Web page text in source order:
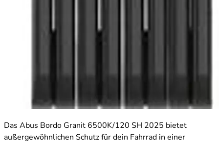
Das Abus Bordo Granit 6500K/120 SH 2025 bietet
außergewöhnlichen Schutz für dein Fahrrad in einer